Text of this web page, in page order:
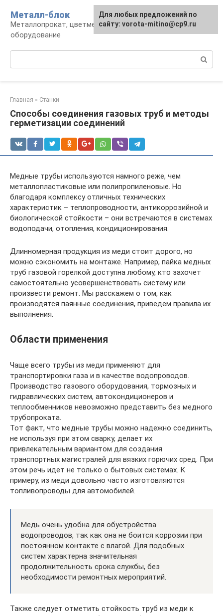
контенту
Металл-блок
Металлопрокат, цветмет, обработка и
оборудование
Главная » Станки
Способы соединения газовых труб и методы
герметизации соединений
Медные трубы используются намного реже, чем
металлопластиковые или полипропиленовые. Но
благодаря комплексу отличных технических
характеристик – теплопроводности, антикоррозийной и
биологической стойкости – они встречаются в системах
водоподачи, отопления, кондиционирования.
Длинномерная продукция из меди стоит дорого, но
можно сэкономить на монтаже. Например, пайка медных
труб газовой горелкой доступна любому, кто захочет
самостоятельно усовершенствовать систему или
произвести ремонт. Мы расскажем о том, как
производятся паянные соединения, приведем правила их
выполнения.
Области применения
Чаще всего трубы из меди применяют для
транспортировки газа и в качестве водопроводов.
Производство газового оборудования, тормозных и
гидравлических систем, автокондиционеров и
теплообменников невозможно представить без медного
трубопроката.
Тот факт, что медные трубы можно надежно соединить,
не используя при этом сварку, делает их
привлекательным вариантом для создания
транспортных магистралей для вязких горючих сред. При
этом речь идет не только о бытовых системах. К
примеру, из меди довольно часто изготовляются
топливопроводы для автомобилей.
Медь очень удобна для обустройства
водопроводов, так как она не боится коррозии при
постоянном контакте с влагой. Для подобных
систем характерна значительная
продолжительность срока службы, без
необходимости ремонтных мероприятий.
Также следует отметить стойкость труб из меди к
Для любых предложений по
сайту: vorota-mitino@cp9.ru